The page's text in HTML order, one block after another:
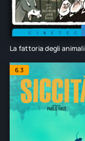
La fattoria degli animali
6.3